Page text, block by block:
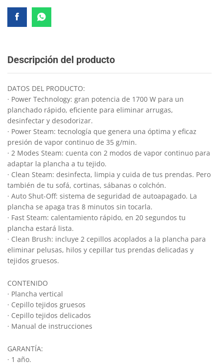
Descripción del producto
DATOS DEL PRODUCTO:
· Power Technology: gran potencia de 1700 W para un
planchado rápido, eficiente para eliminar arrugas,
desinfectar y desodorizar.
· Power Steam: tecnología que genera una óptima y eficaz
presión de vapor continuo de 35 g/min.
· 2 Modes Steam: cuenta con 2 modos de vapor continuo para
adaptar la plancha a tu tejido.
· Clean Steam: desinfecta, limpia y cuida de tus prendas. Pero
también de tu sofá, cortinas, sábanas o colchón.
· Auto Shut-Off: sistema de seguridad de autoapagado. La
plancha se apaga tras 8 minutos sin tocarla.
· Fast Steam: calentamiento rápido, en 20 segundos tu
plancha estará lista.
· Clean Brush: incluye 2 cepillos acoplados a la plancha para
eliminar pelusas, hilos y cepillar tus prendas delicadas y
tejidos gruesos.
CONTENIDO
· Plancha vertical
· Cepillo tejidos gruesos
· Cepillo tejidos delicados
· Manual de instrucciones
GARANTÍA:
· 1 año.